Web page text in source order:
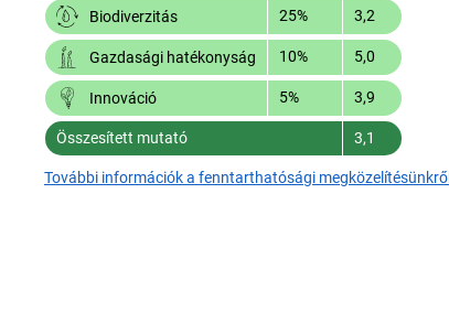
Biodiverzitás 25% 3,2
Gazdasági hatékonyság 10% 5,0
Innováció 5% 3,9
Összesített mutató 3,1
További információk a fenntarthatósági megközelítésünkről